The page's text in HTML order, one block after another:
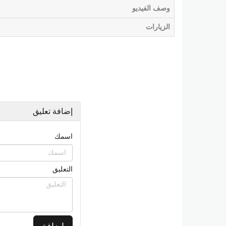
وصف الفيديو
الزيارات
إضافة تعليق
اسمك
التعليق